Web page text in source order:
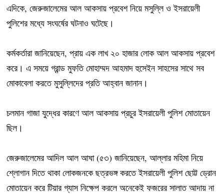
এদিকে, জেরুজালেমের আল আকসায় প্রবেশ নিয়ে মসুল্লি ও ইসরায়েলী
পুলিশের মধ্যে সংঘর্ষের ঘটনাও ঘটেছে।
কর্মকর্তারা জানিয়েছেন, প্রায় এক লাখ ২০ হাজার লোক আল আকসায় প্রবেশ
করে। এ সময়ে গ্রান্ড মুফতি মোহাম্মদ আহমাদ হুসেইন সাহসের সাথে সব
মোকাবেলা করতে মুসুল্লিদের প্রতি আহ্বান জানান।
চলমান গাজা যুদ্ধের কারণে আল আকসায় প্রচুর ইসরায়েলী পুলিশ মোতায়েন
ছিল।
জেরুজালেমের আদিল আল আঘা (৫৩) জানিয়েছেন, আল্লার মহিমা নিয়ে
শ্লোগান দিতে থাকা লোকজনকে ছত্রভঙ্গ করতে ইসরায়েলী পুলিশ ছোট্ট ড্রোন
মোতায়েন করে টিয়ার গ্যাস নিক্ষেপ করলে অনেকেই ফজরের সালাত আদায় না